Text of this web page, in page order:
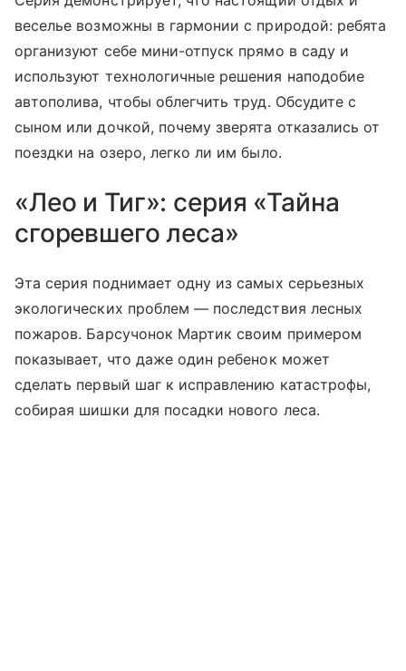
веселье возможны в гармонии с природой: ребята
организуют себе мини-отпуск прямо в саду и
используют технологичные решения наподобие
автополива, чтобы облегчить труд. Обсудите с
сыном или дочкой, почему зверята отказались от
поездки на озеро, легко ли им было.
«Лео и Тиг»: серия «Тайна
сгоревшего леса»
Эта серия поднимает одну из самых серьезных
экологических проблем — последствия лесных
пожаров. Барсучонок Мартик своим примером
показывает, что даже один ребенок может
сделать первый шаг к исправлению катастрофы,
собирая шишки для посадки нового леса.